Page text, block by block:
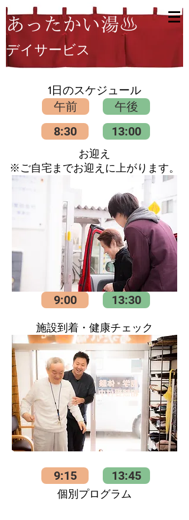
​あったかい湯♨︎
デイサービス
​1日のスケジュール
午前
8:30
午後
13:00
​お迎え
​※ご自宅までお迎えに上がります。
9:00 13:30
​施設到着 ​・健康チェック
9:15 13:45
​個別プログラム